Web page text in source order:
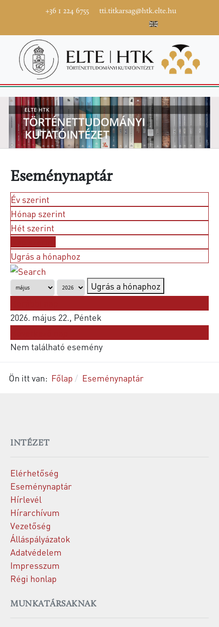
+36 1 224 6755 tti.titkarsag@htk.elte.hu
Eseménynaptár
Év szerint
Hónap szerint
Hét szerint
Ugrás a hónaphoz
Ugrás a hónaphoz
2026. május 22., Péntek
Nem található esemény
Ön itt van: Főlap Eseménynaptár
INTÉZET
Elérhetőség
Eseménynaptár
Hírlevél
Hírarchívum
Vezetőség
Álláspályázatok
Adatvédelem
Impresszum
Régi honlap
MUNKATÁRSAKNAK